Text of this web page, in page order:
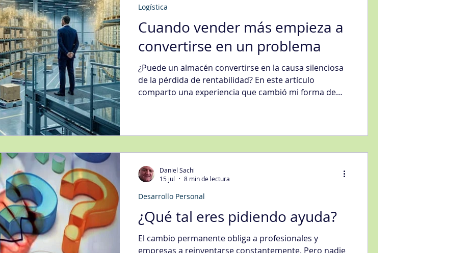
Cuando vender más empieza a
convertirse en un problema
¿Puede un almacén convertirse en la causa silenciosa
de la pérdida de rentabilidad? En este artículo
comparto una experiencia que cambió mi forma de
Logística
¿Qué tal eres pidiendo ayuda?
El cambio permanente obliga a profesionales y
empresas a reinventarse constantemente. Pero nadie
Desarrollo Personal
Daniel Sachi
15 jul
8 min de lectura